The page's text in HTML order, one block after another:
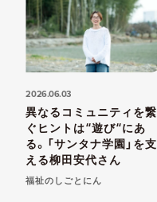
2026.06.03
異なるコミュニティを繋
ぐヒントは“遊び“にあ
る。「サンタナ学園」を支
える柳⽥安代さん
福祉のしごとにん